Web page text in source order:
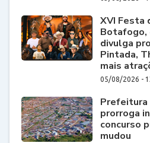
XVI Festa
Botafogo,
divulga
Pintada,
mais
05/08/2026 -
Prefeitura
prorroga
concurso
mudou